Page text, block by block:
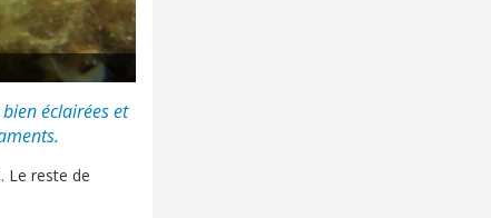
éclairées et
Le reste de